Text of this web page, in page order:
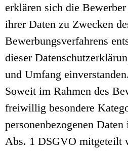
erklären sich die
ihrer Daten zu Zwecken
Bewerbungsverfahrens
dieser
und Umfang einverstanden.
Soweit im Rahmen des
freiwillig besondere
personenbezogenen
Abs. 1 DSGVO mitgeteilt